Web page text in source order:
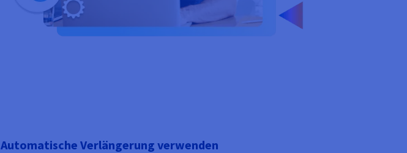
Automatische Verlängerung verwenden